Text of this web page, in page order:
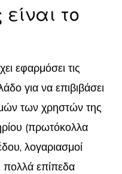
το
εφαρμόσει τις
για να επιβιβάσει
των χρηστών της
(πρωτόκολλα
λογαριασμοί
επίπεδα